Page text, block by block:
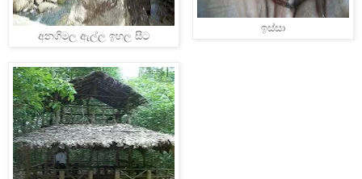
අනගිමල ඇල්ල ඉහල සිට
ඉස්සා